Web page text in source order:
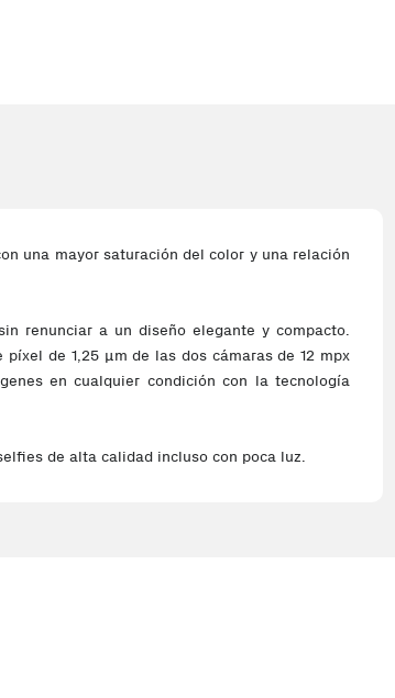
una mayor saturación del color y una relación
renunciar a un diseño elegante y compacto.
de 1,25 µm de las dos cámaras de 12 mpx
en cualquier condición con la tecnología
de alta calidad incluso con poca luz.